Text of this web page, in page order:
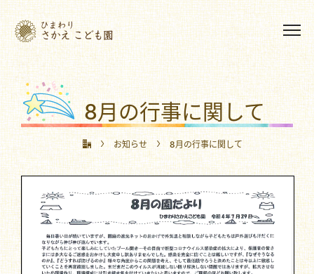
8月の行事に関して
お知らせ 8月の行事に関して